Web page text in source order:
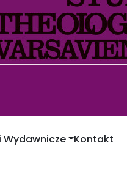
Wydawnicze Kontakt